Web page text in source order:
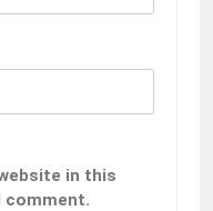
in this
comment.